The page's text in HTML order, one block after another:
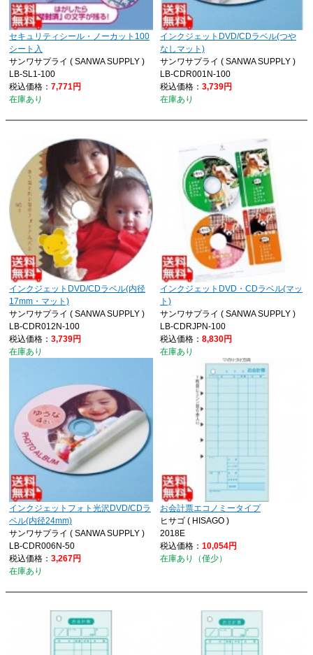
セキュリティシール・ノーカット100
シート入
サンワサプライ ( SANWA SUPPLY )
LB-SL1-100
税込価格： 7,771円
在庫あり
インクジェットDVD/CDラベル(つや
なしマット)
サンワサプライ ( SANWA SUPPLY )
LB-CDR001N-100
税込価格： 3,739円
在庫あり
インクジェットDVD/CDラベル(内径
17mm・マット)
サンワサプライ ( SANWA SUPPLY )
LB-CDR012N-100
税込価格： 3,739円
在庫あり
インクジェットDVD・CDラベル(マッ
ト)
サンワサプライ ( SANWA SUPPLY )
LB-CDRJPN-100
税込価格： 8,830円
在庫あり
インクジェットフォト光沢DVD/CDラ
ベル(内径24mm)
サンワサプライ ( SANWA SUPPLY )
LB-CDR006N-50
税込価格： 3,267円
在庫あり
お会計票エコノミータイプ
ヒサゴ ( HISAGO )
2018E
税込価格： 10,054円
在庫あり（僅少）